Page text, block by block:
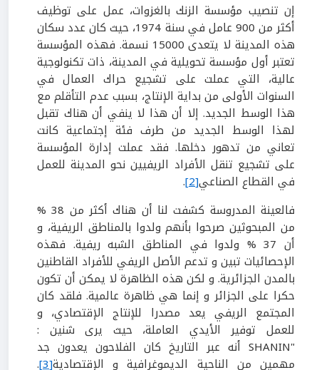
إن تنصيب مؤسسة الزنك بالغزوات، عمل على توظيف
أكثر من 900 عامل في سنة 1974، حيث كان عدد سكان
هذه المدينة لا يتعدى 15000 نسمة. فهذه المؤسسة
تعتبر أول مؤسسة تحويلية في المدينة، ذات تكنولوجية
عالية، التي عملت على تشجيع حراك العمال في
السنوات الأولى من بداية الإنتاج، بسبب عدم التأقلم مع
هذا الوسط الجديد. إلا أن هذا لا ينفي أن هناك تقبل
لهذا الوسط الجديد من طرف فئة إجتماعية كانت
تعاني من تدهور دخلها. فقد عملت إدارة المؤسسة
على تشجيع تنقل الأفراد الريفيين نحو المدينة للعمل
في القطاع الصناعي[2]
.
فالعينة المدروسة كشفت لنا أن هناك أكثر من 38 %
من المبحوثين صرحوا بأنهم ولدوا بالمناطق الريفية، و
أن 37 % ولدوا في المناطق الشبه ريفية. فهذه
الإحصائيات تبين و تدعم الأصل الريفي للأفراد القاطنين
بالمدن الجزائرية. و لكن هذه الظاهرة لا يمكن أن تكون
حكرا على الجزائر و إنما هي ظاهرة عالمية. فلقد كان
المجتمع الريفي يعد مصدرا للإنتاج الإقتصادي، و
للعمل توفير الأيدي العاملة، حيث يرى شنين :
"SHANIN أنه عبر التاريخ كان الفلاحون يعدون جد
مهمين من الناحية الديموغرافية و الإقتصادية[3]
.